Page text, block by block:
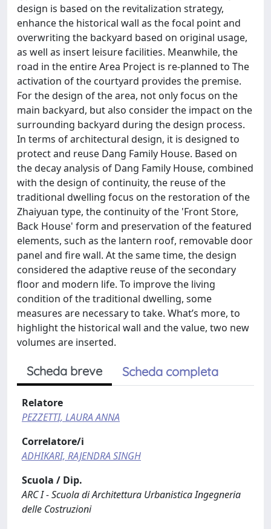
design is based on the revitalization strategy,
enhance the historical wall as the focal point and
overwriting the backyard based on original usage,
as well as insert leisure facilities. Meanwhile, the
road in the entire Area Project is re-planned to The
activation of the courtyard provides the premise.
For the design of the area, not only focus on the
main backyard, but also consider the impact on the
surrounding backyard during the design process.
In terms of architectural design, it is designed to
protect and reuse Dang Family House. Based on
the decay analysis of Dang Family House, combined
with the design of continuity, the reuse of the
traditional dwelling focus on the restoration of the
Zhaiyuan type, the continuity of the 'Front Store,
Back House' form and preservation of the featured
elements, such as the lantern roof, removable door
panel and fire wall. At the same time, the design
considered the adaptive reuse of the secondary
floor and modern life. To improve the living
condition of the traditional dwelling, some
measures are necessary to take. What’s more, to
highlight the historical wall and the value, two new
volumes are inserted.
Scheda breve Scheda completa
Relatore
PEZZETTI, LAURA ANNA
Correlatore/i
ADHIKARI, RAJENDRA SINGH
Scuola / Dip.
ARC I - Scuola di Architettura Urbanistica Ingegneria
delle Costruzioni